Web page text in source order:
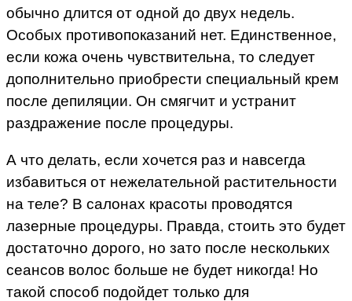
обычно длится от одной до двух недель.
Особых противопоказаний нет. Единственное,
если кожа очень чувствительна, то следует
дополнительно приобрести специальный крем
после депиляции. Он смягчит и устранит
раздражение после процедуры.
А что делать, если хочется раз и навсегда
избавиться от нежелательной растительности
на теле? В салонах красоты проводятся
лазерные процедуры. Правда, стоить это будет
достаточно дорого, но зато после нескольких
сеансов волос больше не будет никогда! Но
такой способ подойдет только для